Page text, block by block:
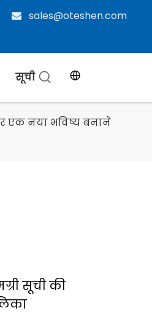
 sales@oteshen.com
सूची
एक नया भविष्य बनाने
सूची की